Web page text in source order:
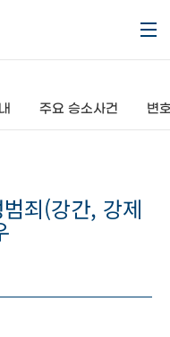
주요 승소사건 변
죄(강간, 강제